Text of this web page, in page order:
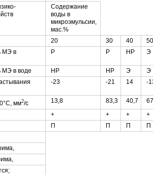
Содержание
воды в
микроэмульсии,
мас.%
20 30 40
50
МЭ в
Р Р HP Э
МЭ в воде HP HP Э
Э
-23 -21 14 -
мм2/с 13,8 83,3 40,7
+ + +
+
П П П
П